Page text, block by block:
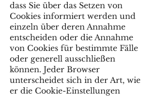
dass Sie über das Setzen von
Cookies informiert werden und
einzeln über deren Annahme
entscheiden oder die Annahme
von Cookies für bestimmte Fälle
oder generell ausschließen
können. Jeder Browser
unterscheidet sich in der Art, wie
er die Cookie-Einstellungen